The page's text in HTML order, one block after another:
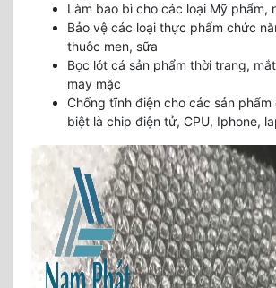
Làm bao bì cho các loại Mỹ phẩm,
Bảo vệ các loại thực phẩm chức
thuôc men, sữa
Bọc lót cá sản phẩm thời trang,
may mặc
Chống tĩnh điện cho các sản
biệt là chip điện tử, CPU, Iphone,